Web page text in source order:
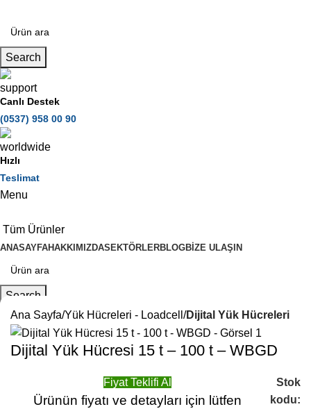
Search
Canlı Destek
(0537) 958 00 90
Hızlı
Teslimat
Menu
Tüm Ürünler
ANASAYFAHAKKIMIZDASEKTÖRLERBLOGBIZE ULAŞIN
Search
Ana Sayfa Yük Hücreleri - Loadcell Dijital Yük Hücreleri
Dijital Yük Hücresi 15 t – 100 t – WBGD
Fiyat Teklifi Al
Ürünün fiyatı ve detayları için lütfen
Stok
kodu: